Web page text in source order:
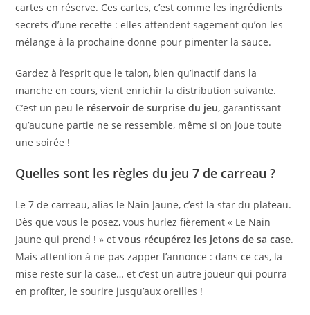
cartes en réserve. Ces cartes, c’est comme les ingrédients
secrets d’une recette : elles attendent sagement qu’on les
mélange à la prochaine donne pour pimenter la sauce.
Gardez à l’esprit que le talon, bien qu’inactif dans la
manche en cours, vient enrichir la distribution suivante.
C’est un peu le réservoir de surprise du jeu, garantissant
qu’aucune partie ne se ressemble, même si on joue toute
une soirée !
Quelles sont les règles du jeu 7 de carreau ?
Le 7 de carreau, alias le Nain Jaune, c’est la star du plateau.
Dès que vous le posez, vous hurlez fièrement « Le Nain
Jaune qui prend ! » etvous récupérez les jetons de sa case.
Mais attention à ne pas zapper l’annonce : dans ce cas, la
mise reste sur la case… et c’est un autre joueur qui pourra
en profiter, le sourire jusqu’aux oreilles !